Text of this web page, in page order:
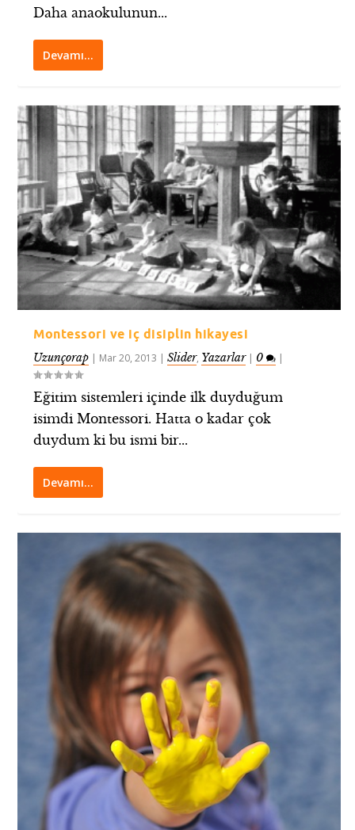
Daha anaokulunun...
Devamı…
Montessori ve iç disiplin hikayesi
Uzunçorap | Mar 20, 2013 |Slider, Yazarlar| 0 |
Eğitim sistemleri içinde ilk duyduğum
isimdi Montessori. Hatta o kadar çok
duydum ki bu ismi bir...
Devamı…